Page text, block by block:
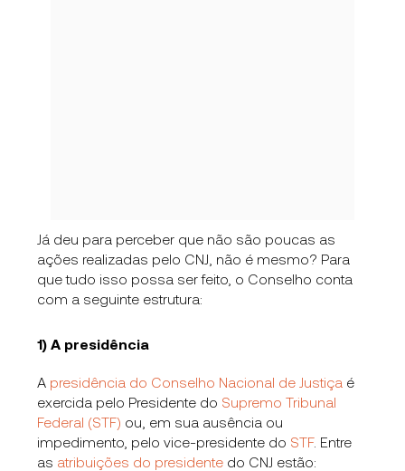
Já deu para perceber que não são poucas as
ações realizadas pelo CNJ, não é mesmo? Para
que tudo isso possa ser feito, o Conselho conta
com a seguinte estrutura:
1) A presidência
A presidência do Conselho Nacional de Justiça é
exercida pelo Presidente do Supremo Tribunal
Federal (STF) ou, em sua ausência ou
impedimento, pelo vice-presidente do STF. Entre
as atribuições do presidente do CNJ estão: